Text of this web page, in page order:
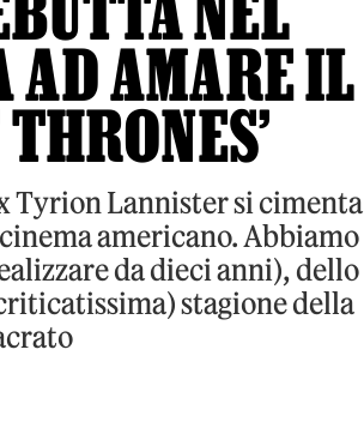
AD AMARE IL
Tyrion Lannister si cimenta
americano. Abbiamo
da dieci anni), dello
stagione della